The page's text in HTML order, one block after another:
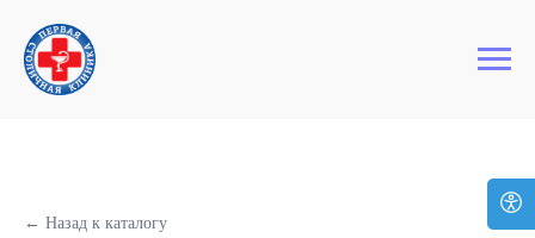
Первая Столичная Клиника
← Назад к каталогу